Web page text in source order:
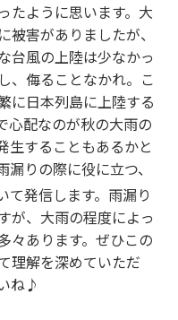
たように思います。大
被害がありましたが、
台風の上陸は少なかっ
、侮ることなかれ。こ
に日本列島に上陸する
心配なのが秋の大雨の
生することもあるかと
りの際に役に立つ、
て発信します。雨漏り
が、大雨の程度によっ
々あります。ぜひこの
理解を深めていただ
ね♪